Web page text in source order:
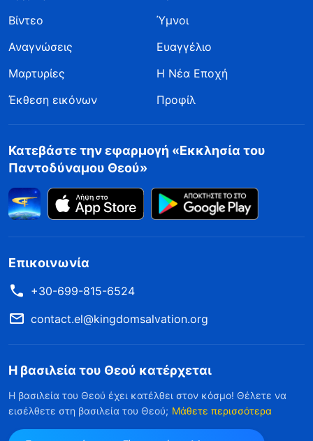
Βίντεο
Ύμνοι
Αναγνώσεις
Ευαγγέλιο
Μαρτυρίες
Η Νέα Εποχή
Έκθεση εικόνων
Προφίλ
Κατεβάστε την εφαρμογή «Εκκλησία του
Παντοδύναμου Θεού»
Επικοινωνία
+30-699-815-6524
contact.el@kingdomsalvation.org
Η βασιλεία του Θεού κατέρχεται
Η βασιλεία του Θεού έχει κατέλθει στον κόσμο! Θέλετε να
εισέλθετε στη βασιλεία του Θεού; Μάθετε περισσότερα